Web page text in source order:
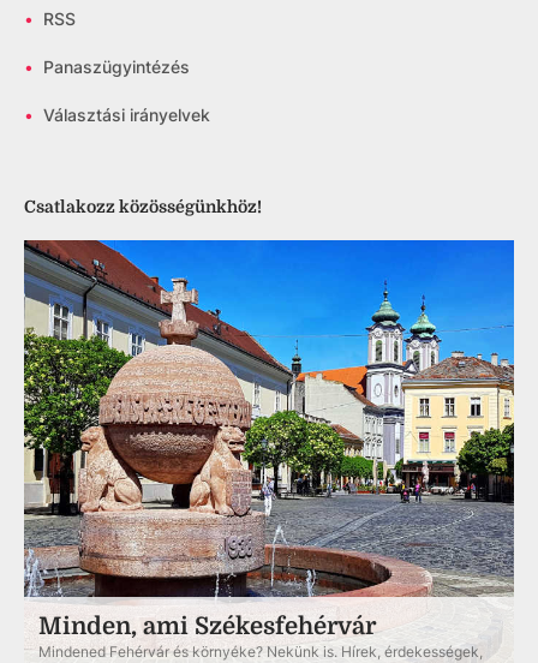
• RSS
• Panaszügyintézés
• Választási irányelvek
Csatlakozz közösségünkhöz!
Minden, ami Székesfehérvár
Mindened Fehérvár és környéke? Nekünk is. Hírek, érdekességek,